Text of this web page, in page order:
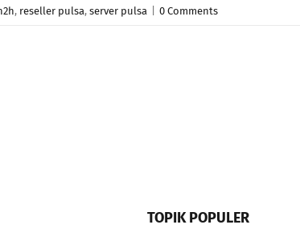
, reseller pulsa, server pulsa 0 Comments
TOPIK POPULER